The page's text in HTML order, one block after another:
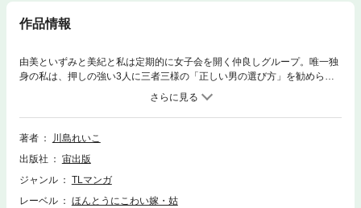
作品情報
由美といずみと美紀と私は定期的に女子会を開く仲良しグループ。唯一独
身の私は、押しの強い3人に三者三様の「正しい男の選び方」を勧められ
著者
川島れいこ
出版社
宙出版
ジャンル
TLマンガ
レーベル
ほんとうにこわい嫁・姑